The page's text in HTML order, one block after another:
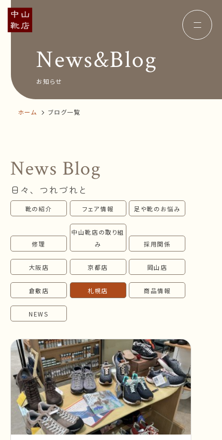
Concept コンセプト
Insole オーダー中敷き
News&Blog
Company
オンラインショップ
お問い合わせ
follow us!
News&Blog
お知らせ
ホーム ブログ一覧
News Blog
日々、つれづれと
靴の紹介 フェア情報 足や靴のお悩み
修理
中山靴店の取り組
み
採用関係
大阪店 京都店 岡山店
倉敷店 札幌店 商品情報
NEWS